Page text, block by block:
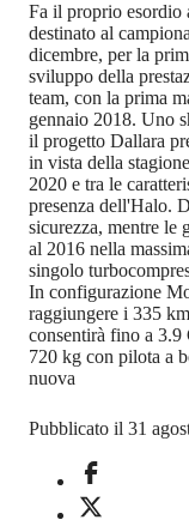
Fa il proprio esordio
destinato al
dicembre, per la
sviluppo della
team, con la prima
gennaio 2018. Uno
il progetto Dallara
in vista della
2020 e tra le
presenza dell'Halo.
sicurezza, mentre le
al 2016 nella
singolo
In configurazione
raggiungere i 335
consentirà fino a 3.9
720 kg con pilota a
nuova
Pubblicato il 31